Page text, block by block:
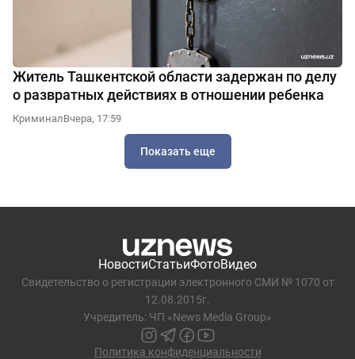
Житель Ташкентской области задержан по делу
о развратных действиях в отношении ребенка
КриминалВчера, 17:59
Показать еще
НовостиСтатьиФотоВидео
Свидетельство о регистрации электронного СМИ № 1070 от
12.08.2015г.
Учредитель: ЧП «News Media Group»
Политика конфиденциальности